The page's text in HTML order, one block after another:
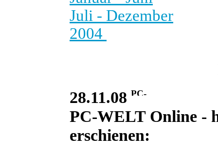
Juli - Dezember
2004
28.11.08
PC-WELT Online -
erschienen: